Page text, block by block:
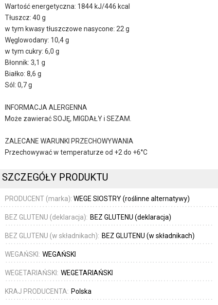
Wartość energetyczna: 1844 kJ/446 kcal
Tłuszcz: 40 g
w tym kwasy tłuszczowe nasycone: 22 g
Węglowodany: 10,4 g
w tym cukry: 6,0 g
Błonnik: 3,1 g
Białko: 8,6 g
Sól: 0,7 g
INFORMACJA ALERGENNA
Może zawierać SOJĘ, MIGDAŁY i SEZAM.
ZALECANE WARUNKI PRZECHOWYWANIA
Przechowywać w temperaturze od +2 do +6°C
SZCZEGÓŁY PRODUKTU
PRODUCENT (marka): WEGE SIOSTRY (roślinne alternatywy)
BEZ GLUTENU (deklaracja): BEZ GLUTENU (deklaracja)
BEZ GLUTENU (w składnikach): BEZ GLUTENU (w składnikach)
WEGAŃSKI: WEGAŃSKI
WEGETARIAŃSKI: WEGETARIAŃSKI
KRAJ PRODUCENTA: Polska